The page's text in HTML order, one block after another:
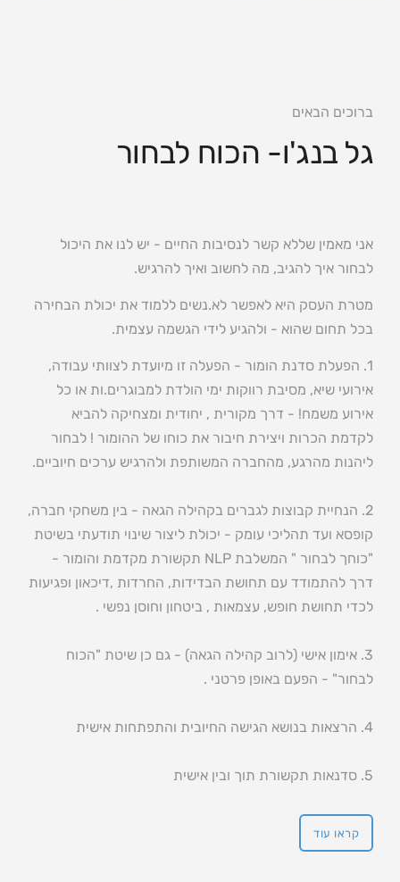
ברוכים הבאים
גל בנג'ו- הכוח לבחור
אני מאמין שללא קשר לנסיבות החיים - יש לנו את היכול
לבחור איך להגיב, מה לחשוב ואיך להרגיש.
מטרת העסק היא לאפשר לא.נשים ללמוד את יכולת הבחירה
בכל תחום שהוא - ולהגיע לידי הגשמה עצמית.
1. הפעלת סדנת הומור - הפעלה זו מיועדת לצוותי עבודה,
אירועי שיא, מסיבת רווקות ימי הולדת למבוגרים.ות או כל
אירוע משמח! - דרך מקורית , יחודית ומצחיקה להביא
לקדמת הכרות ויצירת חיבור את כוחו של ההומור ! לבחור
ליהנות מהרגע, מהחברה המשותפת ולהרגיש ערכים חיוביים.
2. הנחיית קבוצות לגברים בקהילה הגאה - בין משחקי חברה,
קופסא ועד תהליכי עומק - יכולת ליצור שינוי תודעתי בשיטת
"כוחך לבחור " המשלבת NLP תקשורת מקדמת והומור -
דרך להתמודד עם תחושת הבדידות, החרדות ,דיכאון ופגיעות
לכדי תחושת חופש, עצמאות , ביטחון וחוסן נפשי .
3. אימון אישי (לרוב קהילה הגאה) - גם כן שיטת "הכוח
לבחור" - הפעם באופן פרטני .
4. הרצאות בנושא הגישה החיובית והתפתחות אישית
5. סדנאות תקשורת תוך ובין אישית
קראו עוד